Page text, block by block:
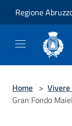
Regione
Home >
Gran Fondo